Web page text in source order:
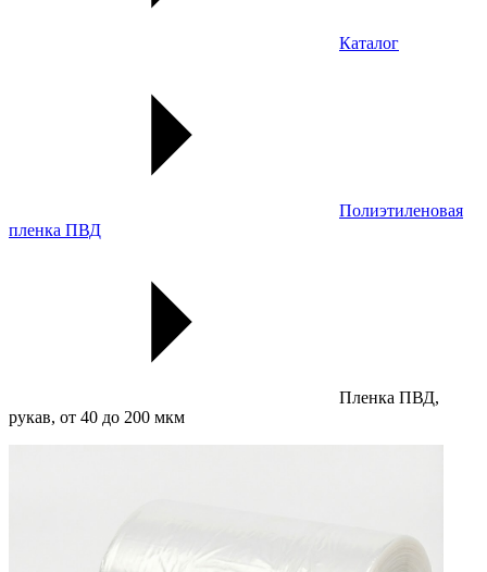
Каталог
Полиэтиленовая
пленка ПВД
Пленка ПВД,
рукав, от 40 до 200 мкм